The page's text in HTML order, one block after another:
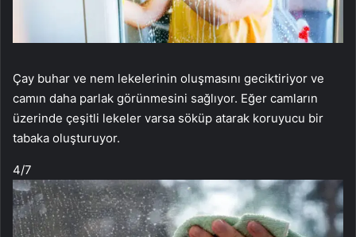
Çay buhar ve nem lekelerinin oluşmasını geciktiriyor ve
camın daha parlak görünmesini sağlıyor. Eğer camların
üzerinde çeşitli lekeler varsa söküp atarak koruyucu bir
tabaka oluşturuyor.
4/7